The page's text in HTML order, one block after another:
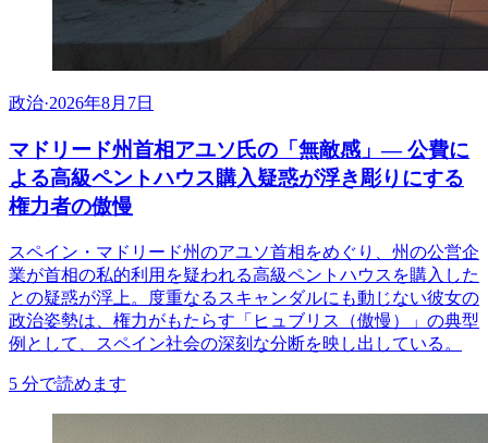
政治·2026年8月7日
マドリード州首相アユソ氏の「無敵感」— 公費に
よる高級ペントハウス購入疑惑が浮き彫りにする
権力者の傲慢
スペイン・マドリード州のアユソ首相をめぐり、州の公営企
業が首相の私的利用を疑われる高級ペントハウスを購入した
との疑惑が浮上。度重なるスキャンダルにも動じない彼女の
政治姿勢は、権力がもたらす「ヒュブリス（傲慢）」の典型
例として、スペイン社会の深刻な分断を映し出している。
5 分で読めます